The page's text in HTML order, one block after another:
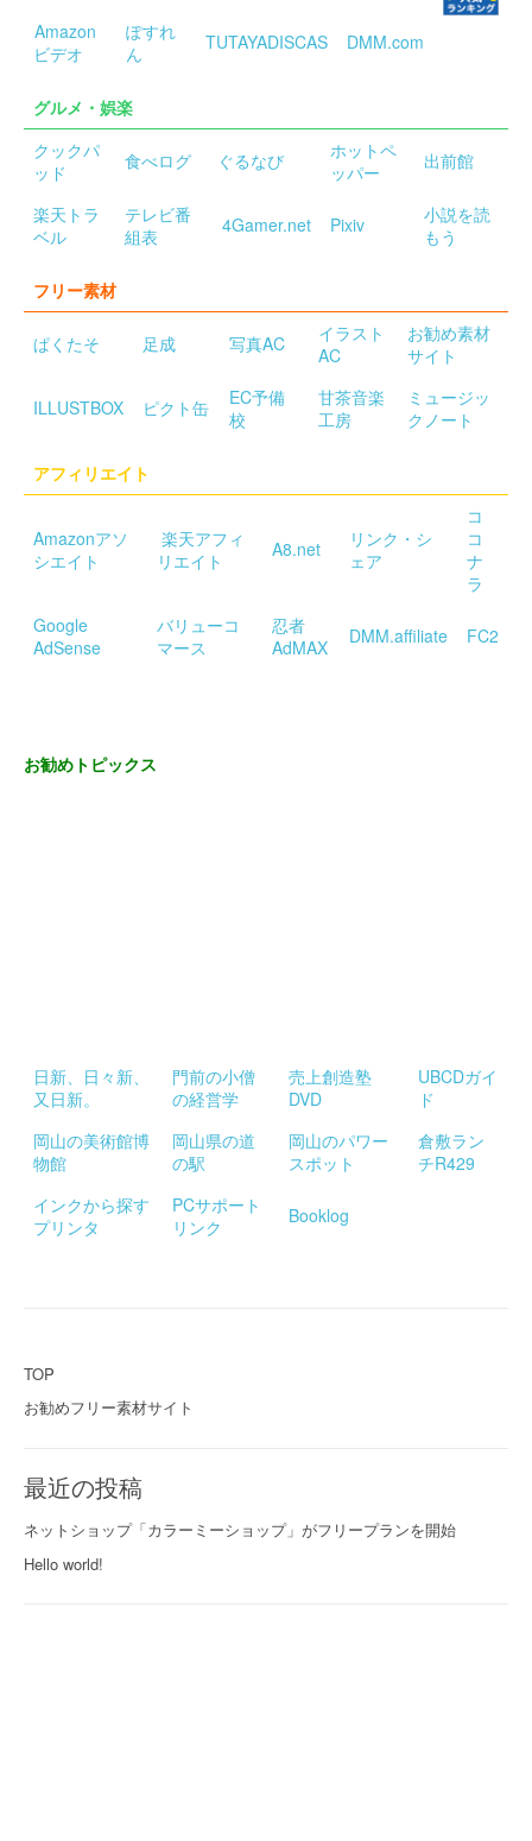
Amazon
ビデオ
ぽすれ
ん
TUTAYADISCAS DMM.com
グルメ・娯楽
クックパ
ッド
食べログ ぐるなび
ホットペ
ッパー
出前館
楽天トラ
ベル
テレビ番
組表
4Gamer.net Pixiv
小説を読
もう
フリー素材
ぱくたそ 足成 写真AC
イラスト
AC
お勧め素材
サイト
ILLUSTBOX ピクト缶
EC予備
校
甘茶音楽
工房
ミュージッ
クノート
アフィリエイト
Amazonアソ
シエイト
楽天アフィ
リエイト
A8.net
リンク・シ
ェア
コ
コ
ナ
ラ
Google
AdSense
バリューコ
マース
忍者
AdMAX
DMM.affiliate FC2
お勧めトピックス
日新、日々新、
又日新。
門前の小僧
の経営学
売上創造塾
DVD
UBCDガイ
ド
岡山の美術館博
物館
岡山県の道
の駅
岡山のパワー
スポット
倉敷ラン
チR429
インクから探す
プリンタ
PCサポート
リンク
Booklog
TOP
お勧めフリー素材サイト
最近の投稿
ネットショップ「カラーミーショップ」がフリープランを開始
Hello world!